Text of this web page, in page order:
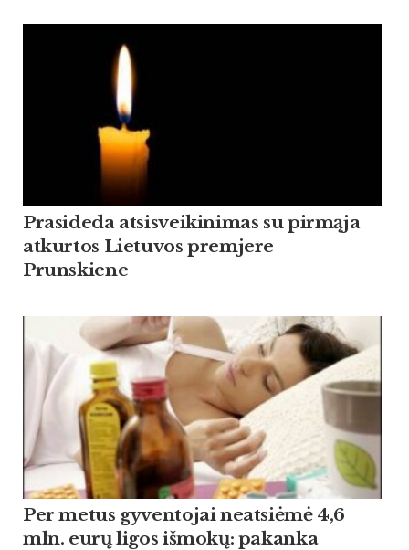
Prasideda atsisveikinimas su pirmąja
atkurtos Lietuvos premjere
Prunskiene
Per metus gyventojai neatsiėmė 4,6
mln. eurų ligos išmokų: pakanka